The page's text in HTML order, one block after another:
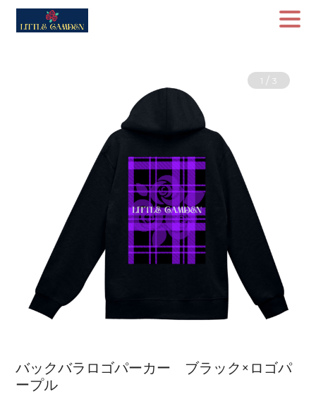
1 / 3
バックバラロゴパーカー ブラック×ロゴパ
ープル